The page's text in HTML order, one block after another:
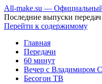
All-make.su —
Последние выпуски
Перейти к содержимому
Главная
Передачи
60 минут
Вечер с Владимиром
Бесогон ТВ